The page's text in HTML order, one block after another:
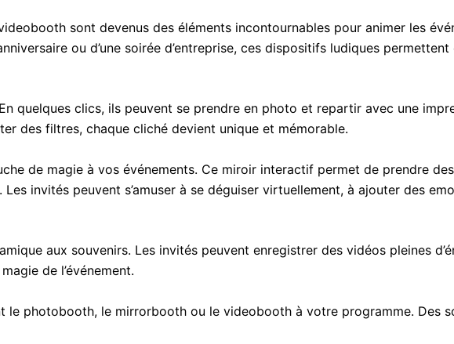
sont devenus des éléments incontournables pour animer les
ou d’une soirée d’entreprise, ces dispositifs ludiques
quelques clics, ils peuvent se prendre en photo et repartir avec une
des filtres, chaque cliché devient unique et mémorable.
de magie à vos événements. Ce miroir interactif permet de prendre
invités peuvent s’amuser à se déguiser virtuellement, à ajouter des
aux souvenirs. Les invités peuvent enregistrer des vidéos pleines
de l’événement.
le photobooth, le mirrorbooth ou le videobooth à votre programme. Des